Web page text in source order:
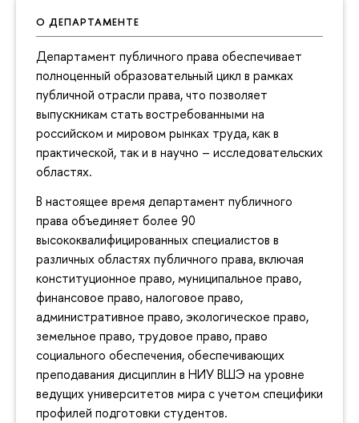
О ДЕПАРТАМЕНТЕ
Департамент публичного права обеспечивает
полноценный образовательный цикл в рамках
публичной отрасли права, что позволяет
выпускникам стать востребованными на
российском и мировом рынках труда, как в
практической, так и в научно – исследовательских
областях.
В настоящее время департамент публичного
права объединяет более 90
высококвалифицированных специалистов в
различных областях публичного права, включая
конституционное право, муниципальное право,
финансовое право, налоговое право,
административное право, экологическое право,
земельное право, трудовое право, право
социального обеспечения, обеспечивающих
преподавания дисциплин в НИУ ВШЭ на уровне
ведущих университетов мира с учетом специфики
профилей подготовки студентов.